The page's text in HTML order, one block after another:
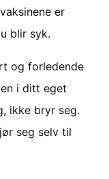
er
blir syk.
og forledende
i ditt eget
ikke bryr seg.
seg selv til